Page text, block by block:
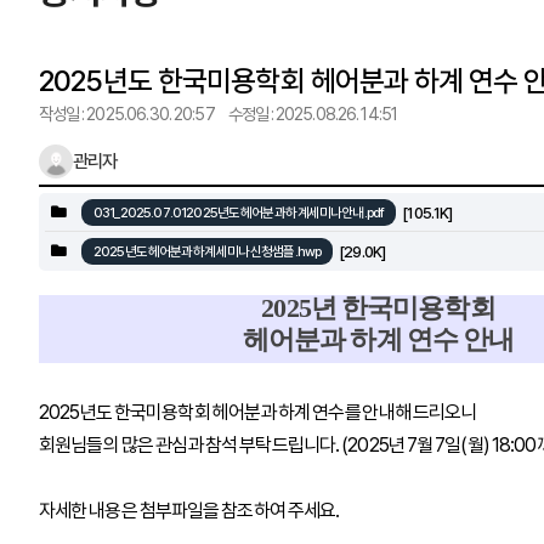
2025년도 한국미용학회 헤어분과 하계 연수
작성일 : 2025.06.30. 20:57 수정일 : 2025.08.26. 14:51
관리자
031_2025.07.012025년도 헤어분과 하계세미나안내.pdf [105.1K]
2025년도 헤어분과 하계세미나 신청샘플.hwp [29.0K]
2025년 한국미용학회
헤어분과 하계 연수 안내
2025년도 한국미용학회 헤어분과 하계 연수를 안내해 드리오니
회원님들의 많은 관심과 참석 부탁드립니다. (2025년 7월 7일(월) 18:00
자세한 내용은 첨부파일을 참조하여 주세요.